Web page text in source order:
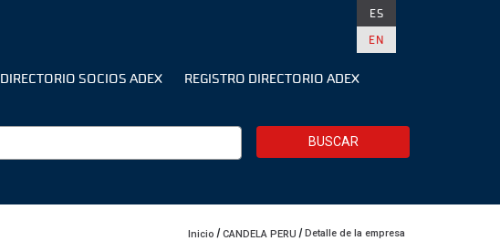
DIRECTORIO SOCIOS ADEX REGISTRO DIRECTORIO ADEX
ES
EN
BUSCAR
Inicio CANDELA PERU Detalle de la empresa